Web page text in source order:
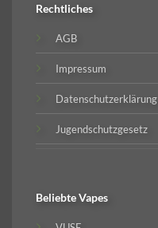
Rechtliches
AGB
Impressum
Datenschutzerklärung
Jugendschutzgesetz
BeliebteVapes